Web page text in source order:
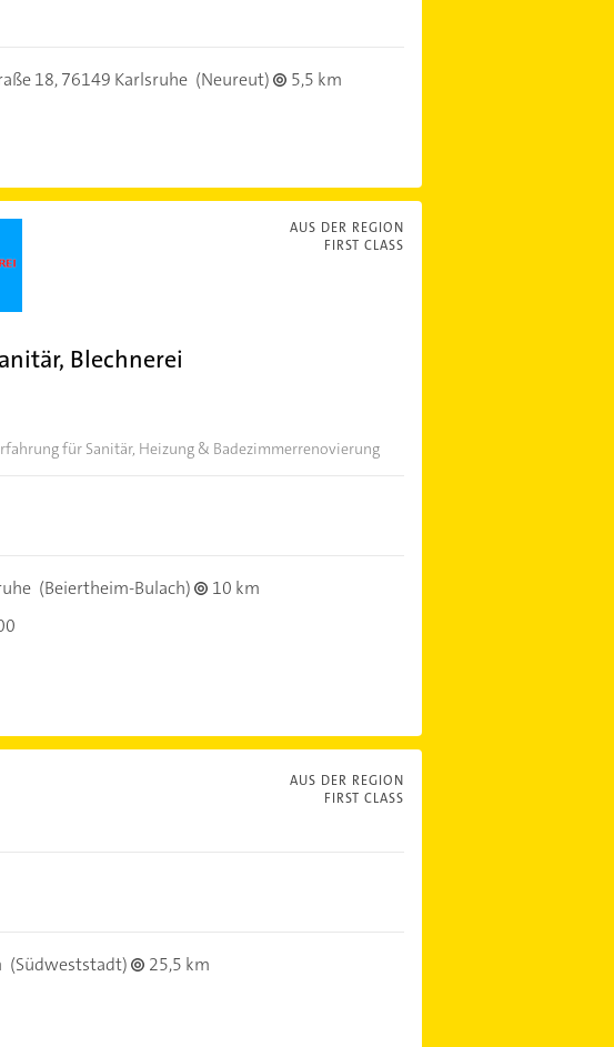
18,76149 Karlsruhe (Neureut)
5,5 km
AUS DER REGION
FIRST CLASS
Blechnerei
für Sanitär, Heizung & Badezimmerrenovierung
(Beiertheim-Bulach)
10 km
AUS DER REGION
FIRST CLASS
(Südweststadt)
25,5 km